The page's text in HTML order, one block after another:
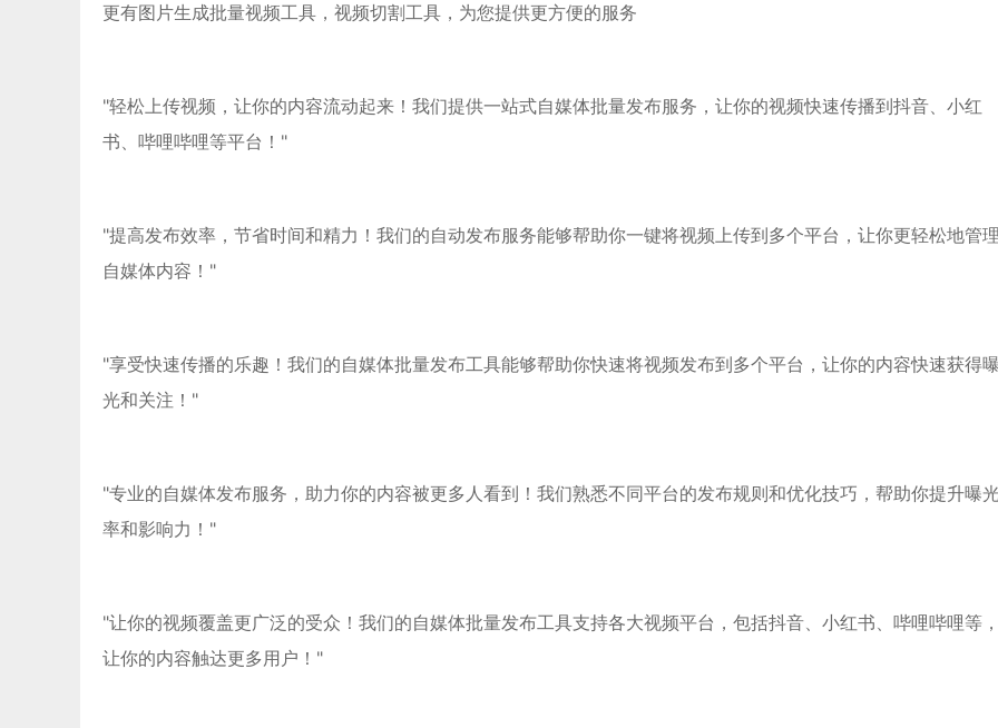
更有图片生成批量视频工具，视频切割工具，为您提供更方便的服务
"轻松上传视频，让你的内容流动起来！我们提供一站式自媒体批量发布服务，让你的视频快速传播到抖音、小红
书、哔哩哔哩等平台！"
"提高发布效率，节省时间和精力！我们的自动发布服务能够帮助你一键将视频上传到多个平台，让你更轻松地管理
自媒体内容！"
"享受快速传播的乐趣！我们的自媒体批量发布工具能够帮助你快速将视频发布到多个平台，让你的内容快速获得曝
光和关注！"
"专业的自媒体发布服务，助力你的内容被更多人看到！我们熟悉不同平台的发布规则和优化技巧，帮助你提升曝
率和影响力！"
"让你的视频覆盖更广泛的受众！我们的自媒体批量发布工具支持各大视频平台，包括抖音、小红书、哔哩哔哩等，
让你的内容触达更多用户！"